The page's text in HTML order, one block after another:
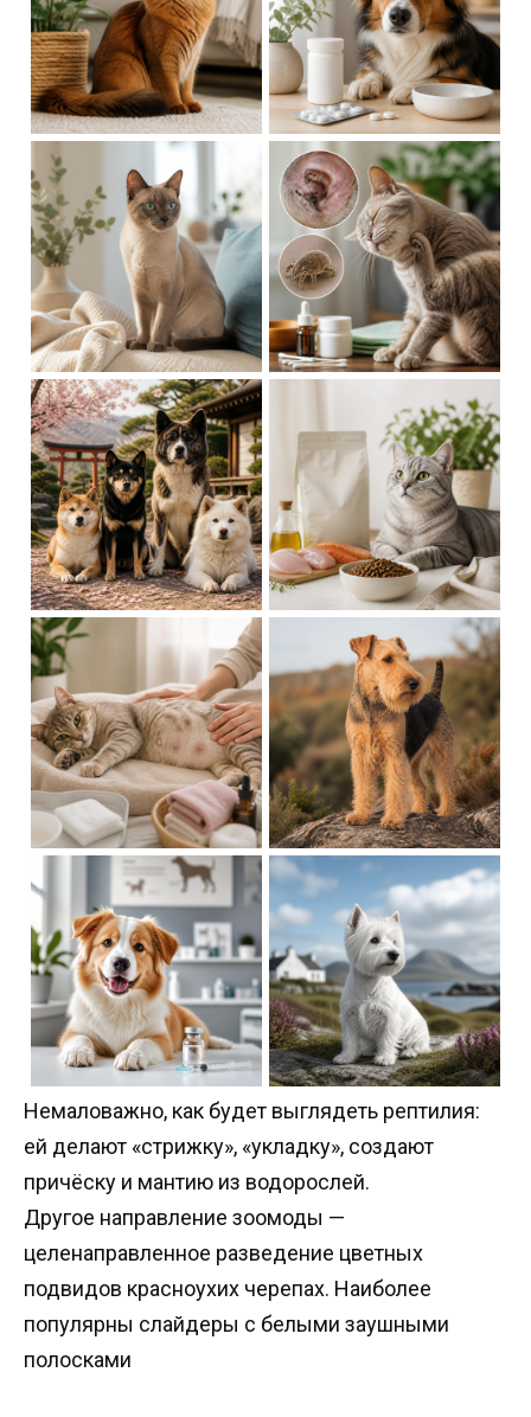
Немаловажно, как будет выглядеть рептилия:
ей делают «стрижку», «укладку», создают
причёску и мантию из водорослей.
Другое направление зоомоды —
целенаправленное разведение цветных
подвидов красноухих черепах. Наиболее
популярны слайдеры с белыми заушными
полосками